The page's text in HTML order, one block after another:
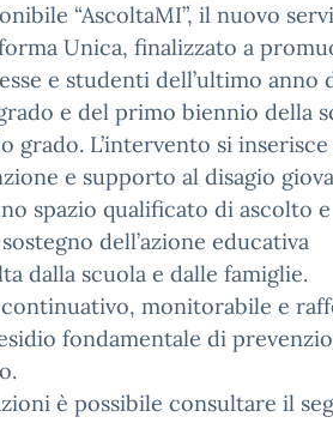
“AscoltaMI”, il nuovo
Unica, finalizzato a
e studenti dell’ultimo anno
e del primo biennio della
grado. L’intervento si
e supporto al disagio
spazio qualificato di ascolto e
dell’azione educativa
dalla scuola e dalle famiglie.
monitorabile e
fondamentale di
è possibile consultare il